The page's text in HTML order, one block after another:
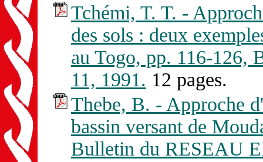
Tchémi, T. T. -
des sols : deux
au Togo, pp. 116-126,
11, 1991. 12 pages.
Thebe, B. - Approche
bassin versant de
Bulletin du RESEAU